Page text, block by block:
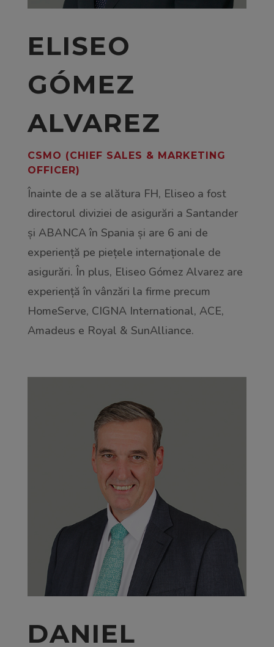
ELISEO
GÓMEZ
ALVAREZ
CSMO (CHIEF SALES & MARKETING
OFFICER)
Înainte de a se alătura FH, Eliseo a fost
directorul diviziei de asigurări a Santander
și ABANCA în Spania și are 6 ani de
experiență pe piețele internaționale de
asigurări. În plus, Eliseo Gómez Alvarez are
experiență în vânzări la firme precum
HomeServe, CIGNA International, ACE,
Amadeus e Royal & SunAlliance.
DANIEL